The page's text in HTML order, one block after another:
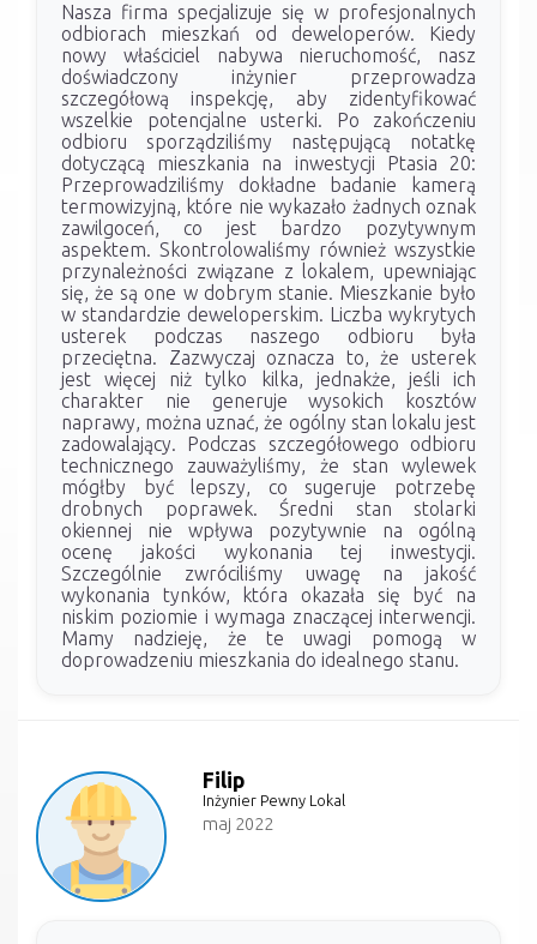
Nasza firma specjalizuje się w profesjonalnych
odbiorach mieszkań od deweloperów. Kiedy
nowy właściciel nabywa nieruchomość, nasz
doświadczony inżynier przeprowadza
szczegółową inspekcję, aby zidentyfikować
wszelkie potencjalne usterki. Po zakończeniu
odbioru sporządziliśmy następującą notatkę
dotyczącą mieszkania na inwestycji Ptasia 20:
Przeprowadziliśmy dokładne badanie kamerą
termowizyjną, które nie wykazało żadnych oznak
zawilgoceń, co jest bardzo pozytywnym
aspektem. Skontrolowaliśmy również wszystkie
przynależności związane z lokalem, upewniając
się, że są one w dobrym stanie. Mieszkanie było
w standardzie deweloperskim. Liczba wykrytych
usterek podczas naszego odbioru była
przeciętna. Zazwyczaj oznacza to, że usterek
jest więcej niż tylko kilka, jednakże, jeśli ich
charakter nie generuje wysokich kosztów
naprawy, można uznać, że ogólny stan lokalu jest
zadowalający. Podczas szczegółowego odbioru
technicznego zauważyliśmy, że stan wylewek
mógłby być lepszy, co sugeruje potrzebę
drobnych poprawek. Średni stan stolarki
okiennej nie wpływa pozytywnie na ogólną
ocenę jakości wykonania tej inwestycji.
Szczególnie zwróciliśmy uwagę na jakość
wykonania tynków, która okazała się być na
niskim poziomie i wymaga znaczącej interwencji.
Mamy nadzieję, że te uwagi pomogą w
doprowadzeniu mieszkania do idealnego stanu.
Filip
Inżynier Pewny Lokal
maj 2022